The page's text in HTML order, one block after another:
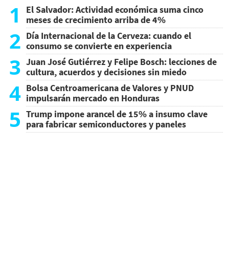
1
El Salvador: Actividad económica suma cinco
meses de crecimiento arriba de 4%
2 Día Internacional de la Cerveza: cuando el
consumo se convierte en experiencia
3 Juan José Gutiérrez y Felipe Bosch: lecciones de
cultura, acuerdos y decisiones sin miedo
4 Bolsa Centroamericana de Valores y PNUD
impulsarán mercado en Honduras
5 Trump impone arancel de 15% a insumo clave
para fabricar semiconductores y paneles